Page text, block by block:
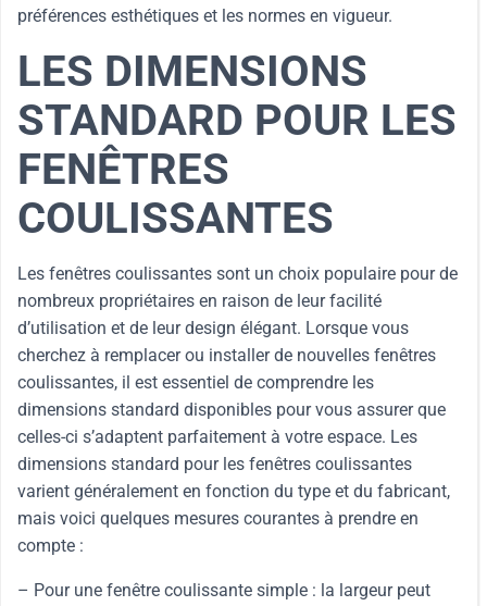
préférences esthétiques et les normes en vigueur.
LES DIMENSIONS
STANDARD POUR LES
FENÊTRES
COULISSANTES
Les fenêtres coulissantes sont un choix populaire pour de
nombreux propriétaires en raison de leur facilité
d’utilisation et de leur design élégant. Lorsque vous
cherchez à remplacer ou installer de nouvelles fenêtres
coulissantes, il est essentiel de comprendre les
dimensions standard disponibles pour vous assurer que
celles-ci s’adaptent parfaitement à votre espace. Les
dimensions standard pour les fenêtres coulissantes
varient généralement en fonction du type et du fabricant,
mais voici quelques mesures courantes à prendre en
compte :
– Pour une fenêtre coulissante simple : la largeur peut